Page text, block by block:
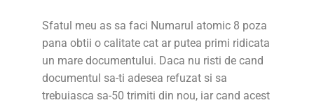
Sfatul meu as sa faci Numarul atomic 8 poza
pana obtii o calitate cat ar putea primi ridicata
un mare documentului. Daca nu risti de cand
documentul sa-ti adesea refuzat si sa
trebuiasca sa-50 trimiti din nou, iar cand acest